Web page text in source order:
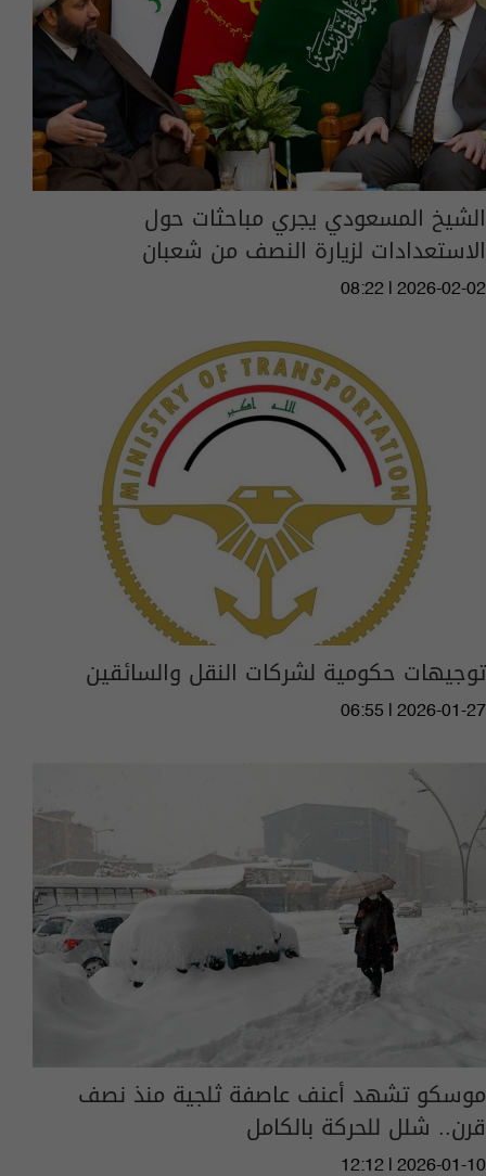
الشيخ المسعودي يجري مباحثات حول
الاستعدادات لزيارة النصف من شعبان
08:22 | 2026-02-02
توجيهات حكومية لشركات النقل والسائقين
06:55 | 2026-01-27
موسكو تشهد أعنف عاصفة ثلجية منذ نصف
قرن.. شلل للحركة بالكامل
12:12 | 2026-01-10